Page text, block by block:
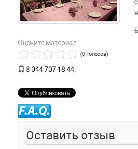
Оцените материал
(0 голосов)
8 044 707 18 44
Оставить отзыв